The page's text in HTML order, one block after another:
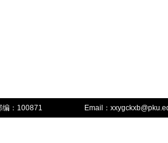
编：100871 Email：